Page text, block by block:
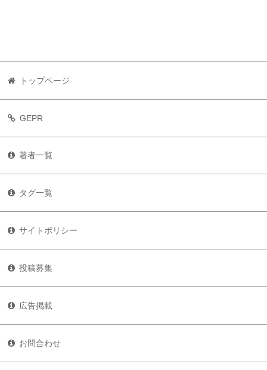
トップページ
GEPR
著者一覧
タグ一覧
サイトポリシー
投稿募集
広告掲載
お問合わせ